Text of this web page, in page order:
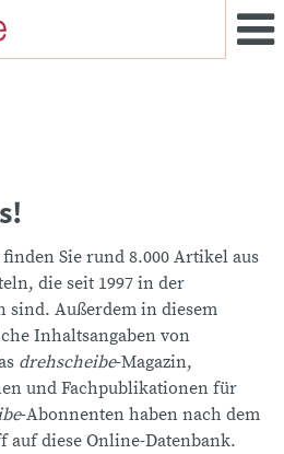
Sie rund 8.000 Artikel aus
die seit 1997 in der
sind. Außerdem in diesem
Inhaltsangaben von
drehscheibe-Magazin,
und Fachpublikationen für
-Abonnenten haben nach dem
diese Online-Datenbank.